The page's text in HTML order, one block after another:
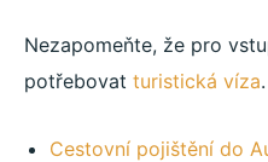
Nezapomeňte, že pro
potřebovat turistická víza
Cestovní pojištění do